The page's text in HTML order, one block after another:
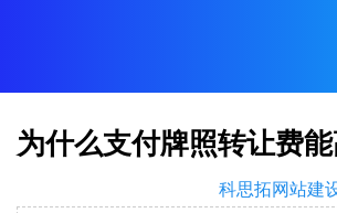
为什么支付牌照转让费
科思拓网站建